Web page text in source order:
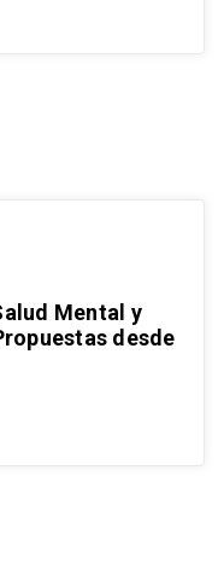
Mental y
desde